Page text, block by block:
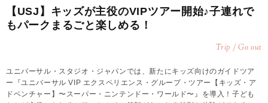
【USJ】キッズが主役のVIPツアー開始♪子連れで
もパークまるごと楽しめる！
Trip / Go out
ユニバーサル・スタジオ・ジャパンでは、新たにキッズ向けのガイドツア
ー『ユニバーサル VIP エクスペリエンス・グループ・ツアー【キッズ・ア
ドベンチャー】〜スーパー・ニンテンドー・ワールド〜』を導入！子ども